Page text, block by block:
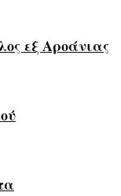
εξ Αροάνιας